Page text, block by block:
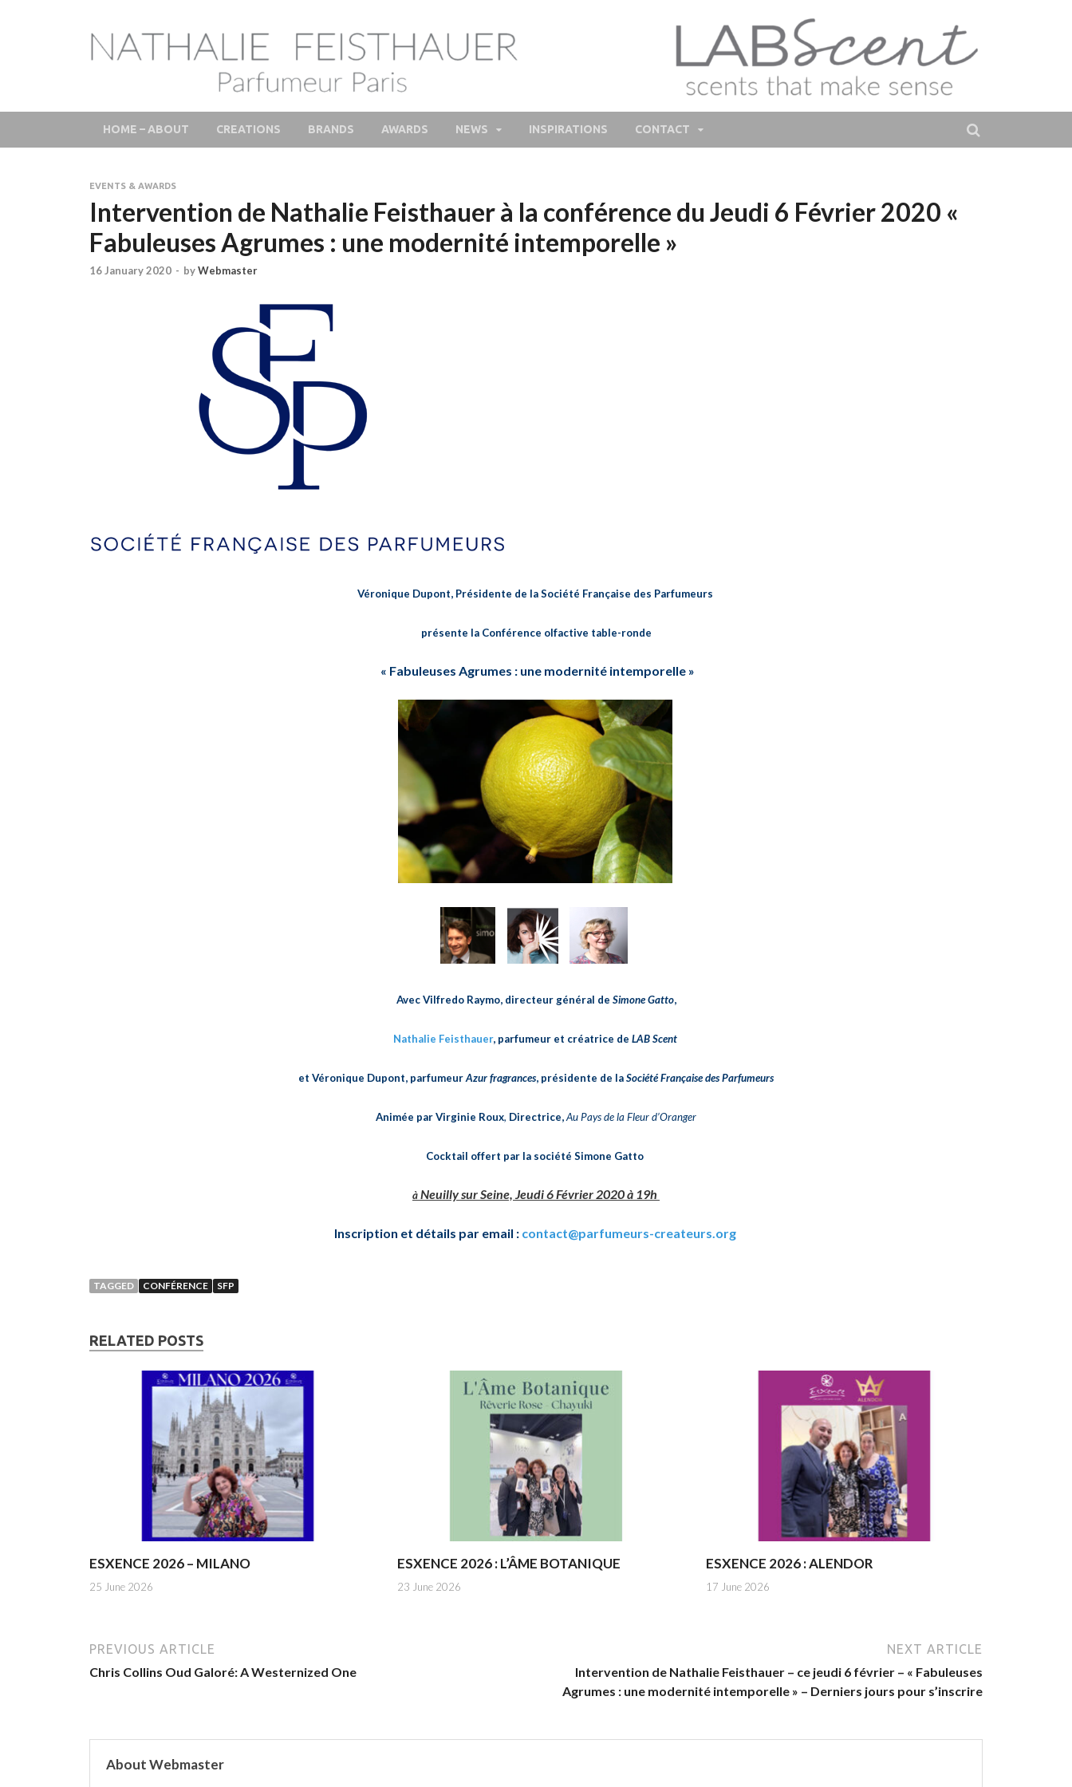
LAB Scent – Nathalie Feisthauer – Parfumeur Créateur Paris –
Fine Fragrances Bespoke Perfumer
Parfums de Niche et Sur Mesure – Nez – Nose – Niche and bespoke Perfume – Nathalie Feisthauer – LAB Scent
HOME – ABOUT CREATIONS BRANDS AWARDS NEWS INSPIRATIONS CONTACT
EVENTS & AWARDS
Intervention de Nathalie Feisthauer à la conférence du Jeudi 6 Février 2020 «
Fabuleuses Agrumes : une modernité intemporelle »
16 January 2020 - byWebmaster
Véronique Dupont, Présidente de la Société Française des Parfumeurs
présente la Conférence olfactive table-ronde
« Fabuleuses Agrumes : une modernité intemporelle »
Avec Vilfredo Raymo, directeur général de Simone Gatto,
Nathalie Feisthauer, parfumeur et créatrice de LAB Scent
et Véronique Dupont, parfumeurAzur fragrances, présidente de laSociété Française des Parfumeurs
Animée par Virginie Roux, Directrice,Au Pays de la Fleur d’Oranger
Cocktail offert par la société Simone Gatto
àNeuilly sur Seine, Jeudi 6 Février 2020 à 19h
Inscription et détails par email : contact@parfumeurs-createurs.org
TAGGED CONFÉRENCE SFP
RELATED POSTS
ESXENCE 2026 – MILANO
25 June 2026
ESXENCE 2026 : L’ÂME BOTANIQUE
23 June 2026
ESXENCE 2026 : ALENDOR
17 June 2026
PREVIOUS ARTICLE
Chris Collins Oud Galoré: A Westernized One
NEXT ARTICLE
Intervention de Nathalie Feisthauer – ce jeudi 6 février – « Fabuleuses
Agrumes : une modernité intemporelle » – Derniers jours pour s’inscrire
About Webmaster